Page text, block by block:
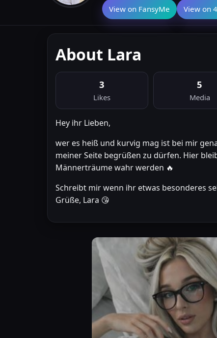
View on FansyMe View on
About Lara
3
Likes
5
Media
Hey ihr Lieben,
wer es heiß und kurvig mag ist bei mir
meiner Seite begrüßen zu dürfen. Hier
Männerträume wahr werden 🔥
Schreibt mir wenn ihr etwas besonderes
Grüße, Lara 😘